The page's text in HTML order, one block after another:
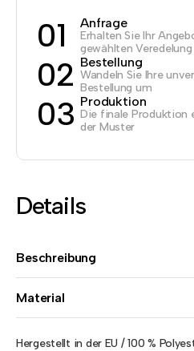
01 Anfrage
Erhalten Sie Ihr
gewählten
02 Bestellung
Wandeln Sie Ihre
Bestellung um
03 Produktion
Die finale Produktion
der Muster
Details
Beschreibung
Material
Hergestellt in der EU / 100 %